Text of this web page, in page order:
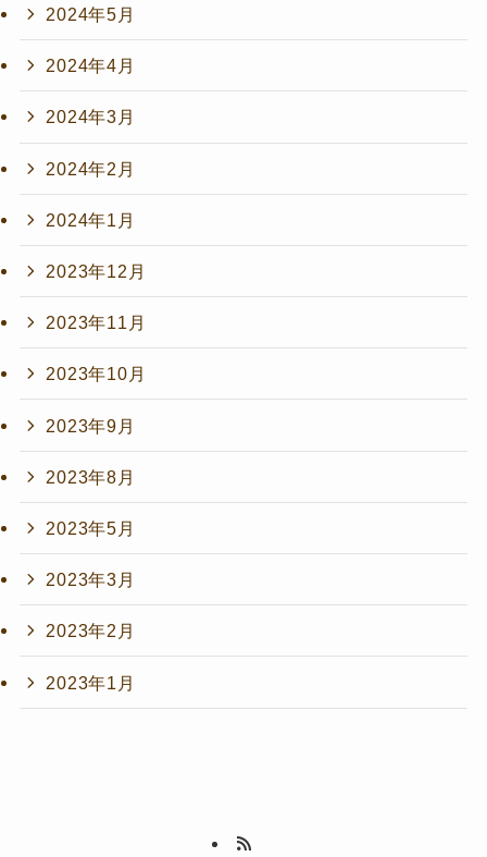
2024年5月
2024年4月
2024年3月
2024年2月
2024年1月
2023年12月
2023年11月
2023年10月
2023年9月
2023年8月
2023年5月
2023年3月
2023年2月
2023年1月